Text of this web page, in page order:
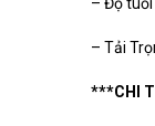
– Tải
***CHI